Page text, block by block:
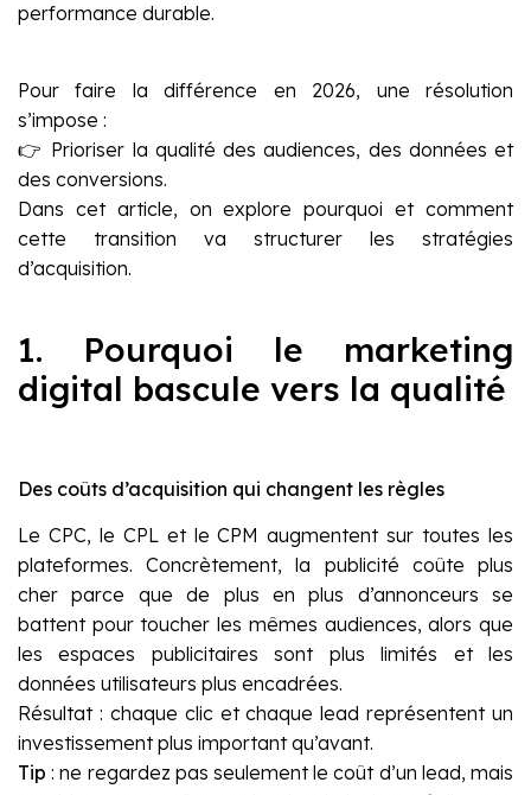
performance durable.
Pour faire la différence en 2026, une résolution
s’impose :
👉 Prioriser la qualité des audiences, des données et
des conversions.
Dans cet article, on explore pourquoi et comment
cette transition va structurer les stratégies
d’acquisition.
1. Pourquoi le marketing
digital bascule vers la qualité
Des coûts d’acquisition qui changent les règles
Le CPC, le CPL et le CPM augmentent sur toutes les
plateformes. Concrètement, la publicité coûte plus
cher parce que de plus en plus d’annonceurs se
battent pour toucher les mêmes audiences, alors que
les espaces publicitaires sont plus limités et les
données utilisateurs plus encadrées.
Résultat : chaque clic et chaque lead représentent un
investissement plus important qu’avant.
Tip : ne regardez pas seulement le coût d’un lead, mais